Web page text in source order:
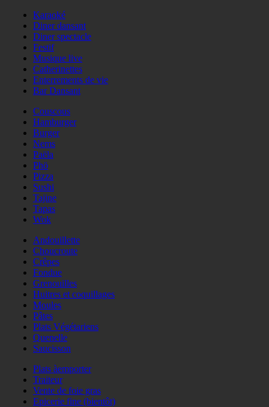
Karaoké
Diner dansant
Diner spectacle
Festif
Musique live
Catherinettes
Enterrements de vie
Bar Dansant
Couscous
Hamburger
Burger
Nems
Paëla
Phö
Pizza
Sushi
Tajine
Tapas
Wok
Andouillette
Choucroute
Crêpes
Fondue
Grenouilles
Huitres et coquillages
Moules
Pâtes
Plats Végétariens
Quenelle
Saucisson
Plats àemporter
Traiteur
Vente de foie gras
Epicerie fine (bientôt)